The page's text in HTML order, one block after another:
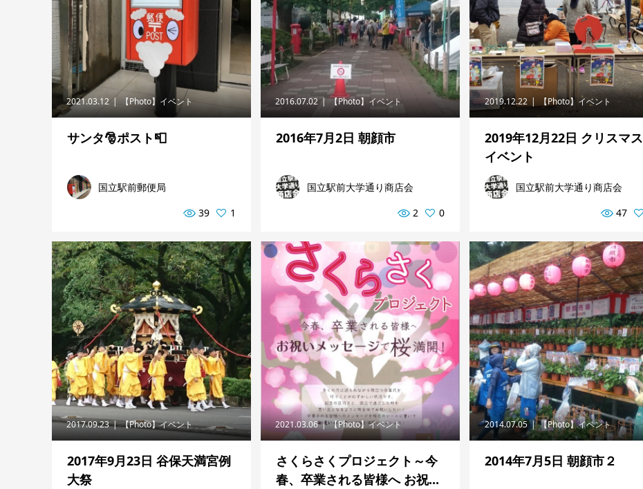
2021.03.12 【Photo】イベント
サンタ🎅ポスト📮
国立駅前郵便局
39
1
2016.07.02 【Photo】イベント
2016年7月2日 朝顔市
国立駅前大学通り商店会
2
0
2019.12.22 【Photo】イベント
2019年12月22日 クリスマス
イベント
国立駅前大学通り商店会
47
2017.09.23 【Photo】イベント
2017年9月23日 谷保天満宮例
大祭
2021.03.06 【Photo】イベント
さくらさくプロジェクト～今
春、卒業される皆様へ お祝...
2014.07.05 【Photo】イベント
2014年7月5日 朝顔市２